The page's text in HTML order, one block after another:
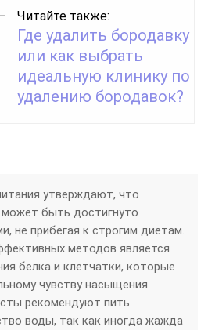
Читайте также:
Где удалить бородавку
или как выбрать
идеальную клинику по
удалению бородавок?
утверждают, что
может быть достигнуто
не прибегая к строгим диетам.
методов является
белка и клетчатки, которые
чувству насыщения.
рекомендуют пить
воды, так как иногда жажда